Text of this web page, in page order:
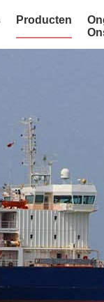
Producten